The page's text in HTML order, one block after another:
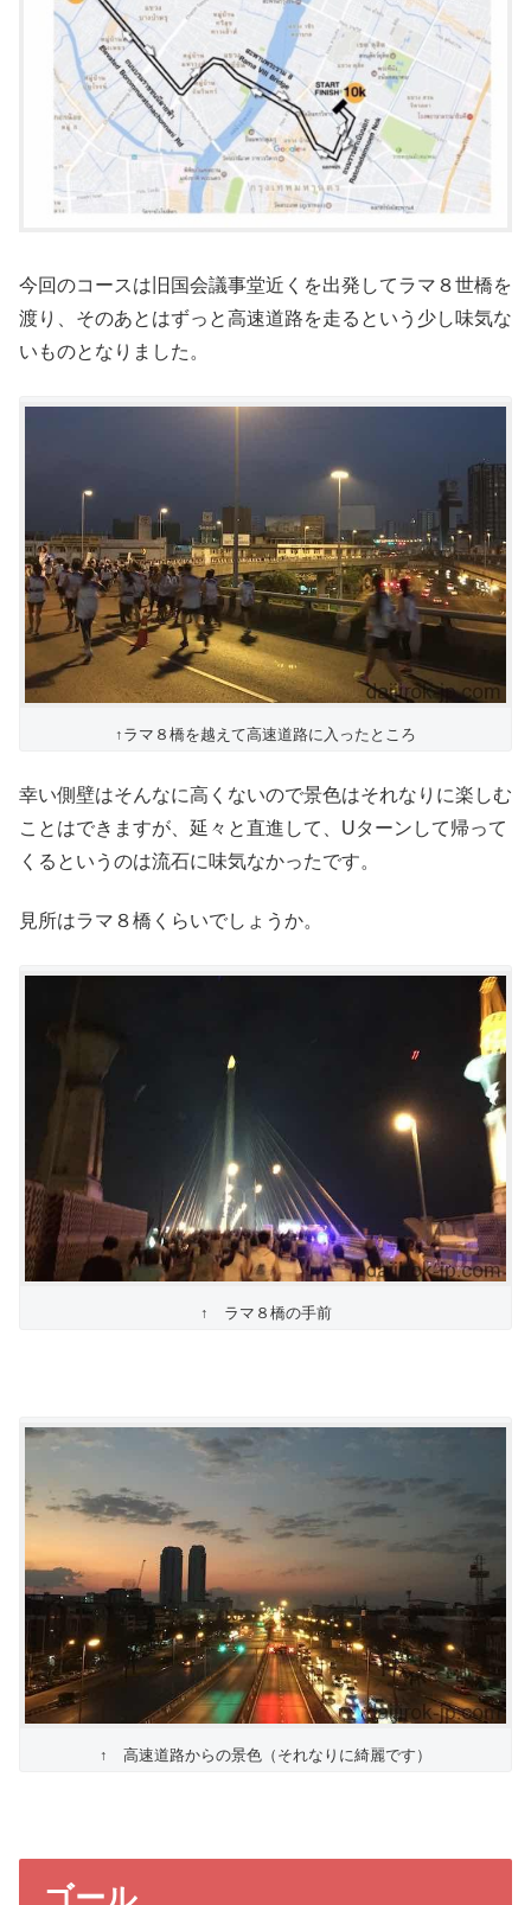
今回のコースは旧国会議事堂近くを出発してラマ８世橋を
渡り、そのあとはずっと高速道路を走るという少し味気な
いものとなりました。
↑ラマ８橋を越えて高速道路に入ったところ
幸い側壁はそんなに高くないので景色はそれなりに楽しむ
ことはできますが、延々と直進して、Uターンして帰って
くるというのは流石に味気なかったです。
見所はラマ８橋くらいでしょうか。
↑ ラマ８橋の手前
↑ 高速道路からの景色（それなりに綺麗です）
ゴール